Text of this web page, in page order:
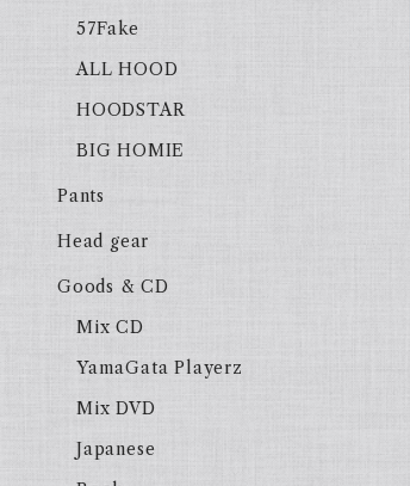
57Fake
ALL HOOD
HOODSTAR
BIG HOMIE
Pants
Head gear
Goods & CD
Mix CD
YamaGata Playerz
Mix DVD
Japanese